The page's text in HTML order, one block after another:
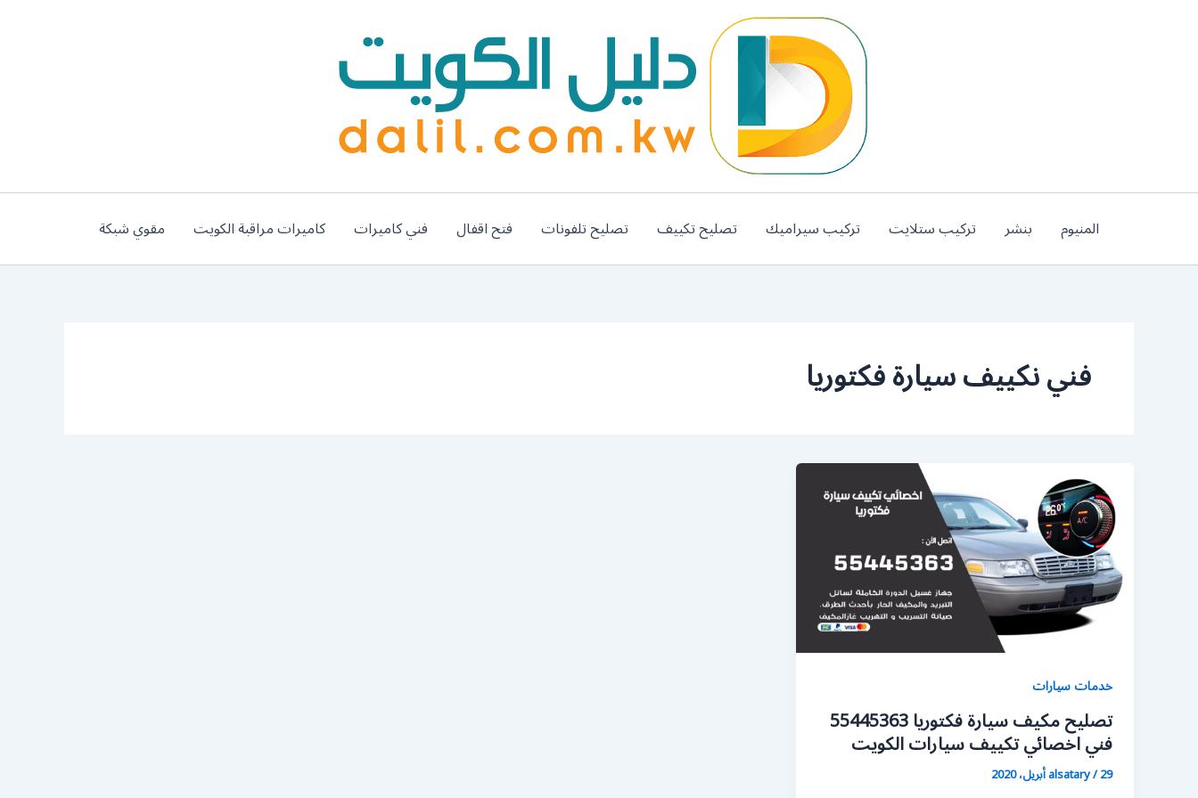
المنيوم بنشر تركيب ستلايت تركيب سيراميك تصليح تكييف تصليح تلفونات فتح اقفال فني كاميرات كاميرات مراقبة الكويت مقوي شبكة
فني نكييف سيارة فكتوريا
خدمات سيارات
تصليح مكيف سيارة فكتوريا 55445363
فني اخصائي تكييف سيارات الكويت
alsatary/29 أبريل، 2020